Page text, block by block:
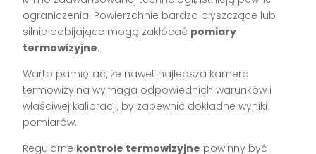
ograniczenia. Powierzchnie bardzo błyszczące lub
silnie odbijające mogą zakłócać pomiary
termowizyjne.
Warto pamiętać, że nawet najlepsza kamera
termowizyjna wymaga odpowiednich warunków i
właściwej kalibracji, by zapewnić dokładne wyniki
pomiarów.
Regularne kontrole termowizyjne powinny być